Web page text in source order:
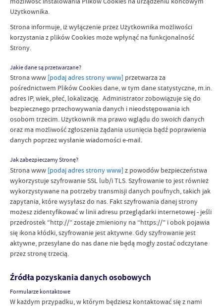
Użytkownika.
Strona informuje, iż wyłączenie przez Użytkownika możliwości
korzystania z plików Cookies może wpłynąć na funkcjonalność
Strony.
Jakie dane są przetwarzane?
Strona www [podaj adres strony www] przetwarza za
pośrednictwem Plików Cookies dane, w tym dane statystyczne, m.in.
adres IP, wiek, płeć, lokalizację. Administrator zobowiązuje się do
bezpiecznego przechowywania danych i nieodstępowania ich
osobom trzecim. Użytkownik ma prawo wglądu do swoich danych
oraz ma możliwość zgłoszenia żądania usunięcia bądź poprawienia
danych poprzez wysłanie wiadomości e-mail.
Jak zabezpieczamy Stronę?
Strona www [podaj adres strony www] z powodów bezpieczeństwa
wykorzystuje szyfrowanie SSL lub/i TLS. Szyfrowanie to jest również
wykorzystywane na potrzeby transmisji danych poufnych, takich jak
zapytania, które wysyłasz do nas. Fakt szyfrowania danej strony
możesz zidentyfikować w linii adresu przeglądarki internetowej - jeśli
przedrostek “http://” zostaje zmieniony na “https://” i obok pojawia
się ikona kłódki, szyfrowanie jest aktywne. Gdy szyfrowanie jest
aktywne, przesyłane do nas dane nie będą mogły zostać odczytane
przez stronę trzecią.
Źródła pozyskania danych osobowych
Formularze kontaktowe
W każdym przypadku, w którym będziesz kontaktować się z nami